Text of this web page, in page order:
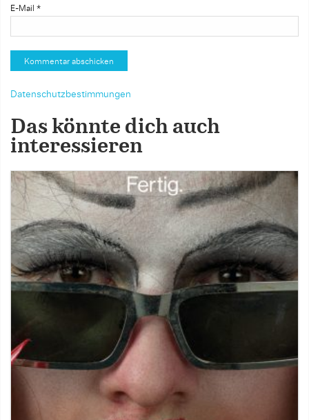
E-Mail *
Datenschutzbestimmungen
Das könnte dich auch
interessieren